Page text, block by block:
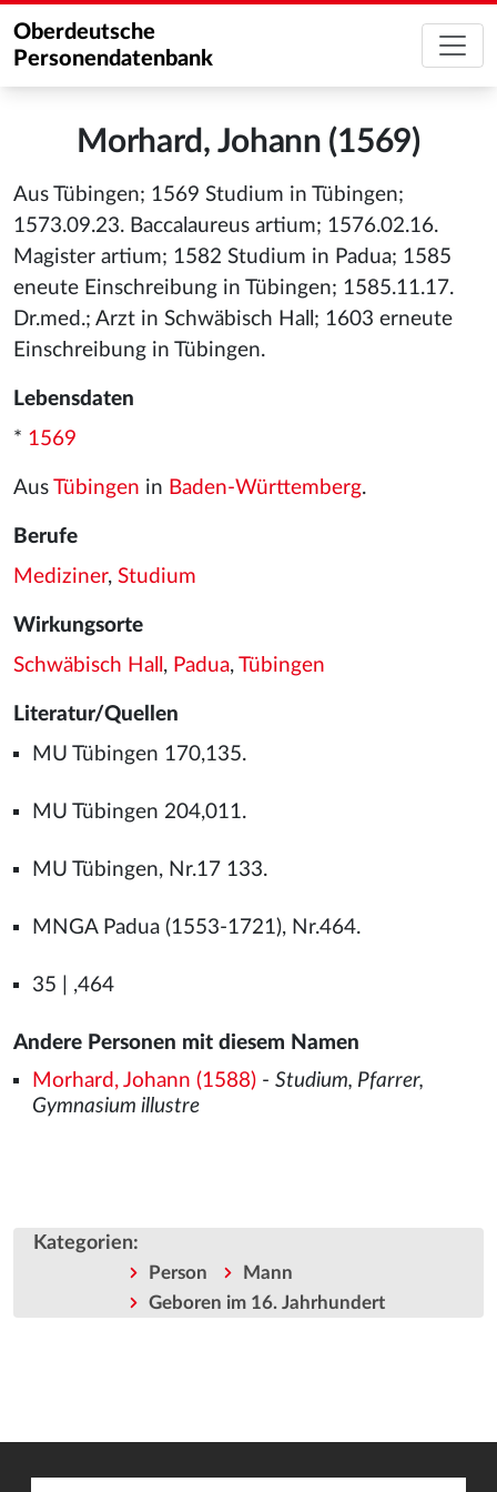
Oberdeutsche
Personendatenbank
Morhard, Johann (1569)
Aus Tübingen; 1569 Studium in Tübingen;
1573.09.23. Baccalaureus artium; 1576.02.16.
Magister artium; 1582 Studium in Padua; 1585
eneute Einschreibung in Tübingen; 1585.11.17.
Dr.med.; Arzt in Schwäbisch Hall; 1603 erneute
Einschreibung in Tübingen.
Lebensdaten
* 1569
Aus Tübingen in Baden-Württemberg.
Berufe
Mediziner, Studium
Wirkungsorte
Schwäbisch Hall , Padua, Tübingen
Literatur/Quellen
MU Tübingen 170,135.
MU Tübingen 204,011.
MU Tübingen, Nr.17 133.
MNGA Padua (1553-1721), Nr.464.
35 | ,464
Andere Personen mit diesem Namen
Morhard, Johann (1588)- Studium, Pfarrer,
Gymnasium illustre
Kategorien:
Person
Mann
Geboren im 16. Jahrhundert